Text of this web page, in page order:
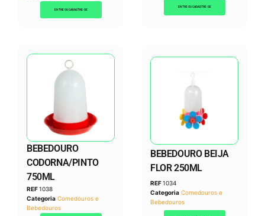
ENTRE OU CADASTRE-SE
ENTRE OU CADASTRE-SE
BEBEDOURO
CODORNA/PINTO
750ML
REF1038
Categoria Comedouros e
Bebedouros
BEBEDOURO BEIJA
FLOR 250ML
REF1034
Categoria Comedouros e
Bebedouros